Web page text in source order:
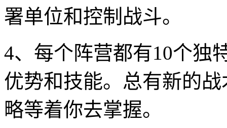
署单位和控制战斗。
4、每个阵营都有10个独
优势和技能。总有新的
略等着你去掌握。